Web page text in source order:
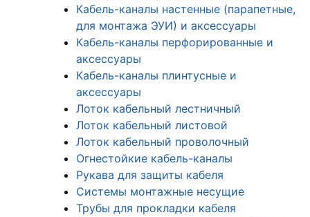
Кабель-каналы настенные (парапетные,
для монтажа ЭУИ) и аксессуары
Кабель-каналы перфорированные и
аксессуары
Кабель-каналы плинтусные и
аксессуары
Лоток кабельный лестничный
Лоток кабельный листовой
Лоток кабельный проволочный
Огнестойкие кабель-каналы
Рукава для защиты кабеля
Системы монтажные несущие
Трубы для прокладки кабеля